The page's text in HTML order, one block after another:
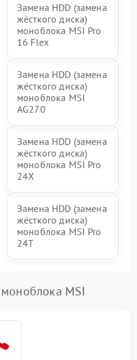
Замена HDD (замена
жёсткого диска)
моноблока MSI Pro
16 Flex
Замена HDD (замена
жёсткого диска)
моноблока MSI
AG270
Замена HDD (замена
жёсткого диска)
моноблока MSI Pro
24X
Замена HDD (замена
жёсткого диска)
моноблока MSI Pro
24T
MSI